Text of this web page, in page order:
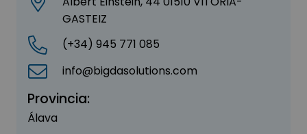
GASTEIZ
(+34) 945 771 085
info@bigdasolutions.com
Provincia:
Álava